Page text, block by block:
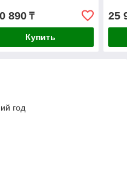
890₸
Купить
25
год